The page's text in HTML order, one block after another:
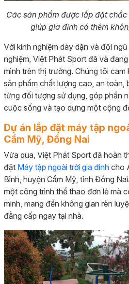
Các sản phẩm được lắp đặt
giúp gia đình có thêm
Với kinh nghiệm dày dặn và đội
nghiệm, Việt Phát Sport đã và
mình trên thị trường. Chúng tôi cam
sản phẩm chất lượng cao, an toàn,
từng đối tượng sử dụng, góp phần
cuộc sống và tạo dựng một cộng
Dự án lắp đặt máy tập
Cẩm Mỹ, Đồng Nai
Vừa qua, Việt Phát Sport đã hoàn
đặt Máy tập ngoài trời gia đình cho
Bình, huyện Cẩm Mỹ, tỉnh Đồng
một công trình thể thao đơn lẻ mà
minh, mang đến không gian rèn
đẳng cấp ngay tại nhà.